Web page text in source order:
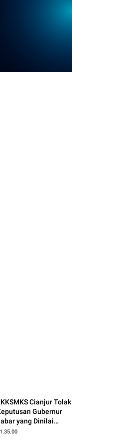
Cianjur Tolak
Gubernur
yang Dinilai
Sekolah